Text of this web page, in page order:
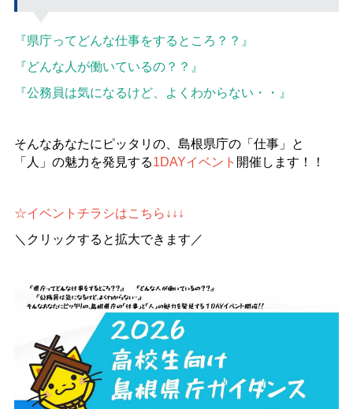
『県庁ってどんな仕事をするところ？？』
『どんな人が働いているの？？』
『公務員は気になるけど、よくわからない・・』
そんなあなたにピッタリの、島根県庁の「仕事」と
「人」の魅力を発見する1DAYイベント 開催します！！
☆イベントチラシはこちら ↓↓↓
＼クリックすると拡大できます／